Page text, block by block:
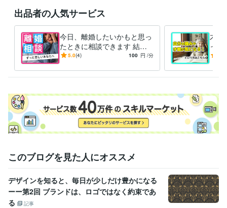
え！ 1日でポイポイ物を手放せるようになる８つの考え方
だするな お金の攻略本 起業家アカデミー 優秀賞受賞 経営者限定！
本の書き方セミナー
左右極限合宿 セミナーブートキャンプ　MVP
資格・検定
運転免許 取得年 : 2008年
古物商 取得年 : 2016年
出品者の人気サービス
今日、離婚したいかもと思っ
たときに相談できます 結婚
相談所運営経験者/プロのカ
5.0(4) 100 円 /分
才能
った
自信
な方
このブログを見た人にオススメ
デザインを知ると、毎日が少しだけ豊かになる
ーー第2回 ブランドは、ロゴではなく約束であ
る
記事